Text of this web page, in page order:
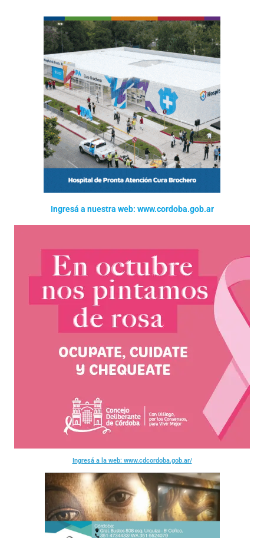
Ingresá a nuestra web: www.cordoba.gob.ar
Ingresá a la web: www.cdcordoba.gob.ar/